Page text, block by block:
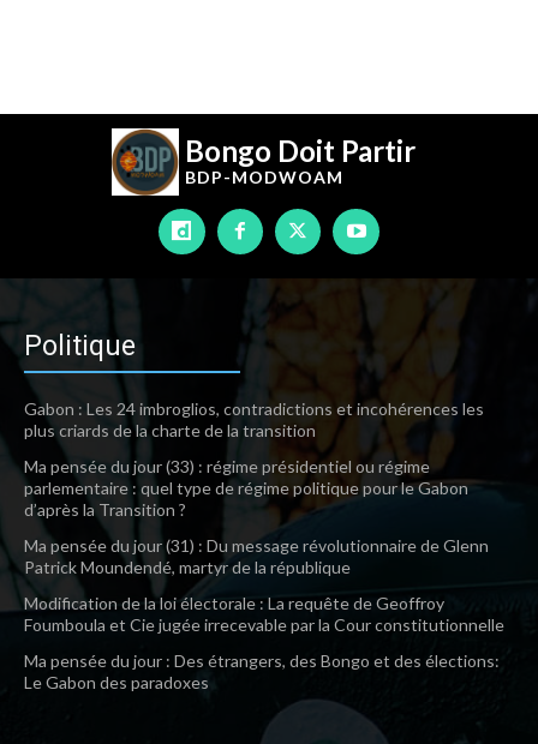
Bongo Doit Partir
BDP-MODWOAM
Politique
Gabon : Les 24 imbroglios, contradictions et incohérences les
plus criards de la charte de la transition
Ma pensée du jour (33) : régime présidentiel ou régime
parlementaire : quel type de régime politique pour le Gabon
d’après la Transition ?
Ma pensée du jour (31) : Du message révolutionnaire de Glenn
Patrick Moundendé, martyr de la république
Modification de la loi électorale : La requête de Geoffroy
Foumboula et Cie jugée irrecevable par la Cour constitutionnelle
Ma pensée du jour : Des étrangers, des Bongo et des élections:
Le Gabon des paradoxes